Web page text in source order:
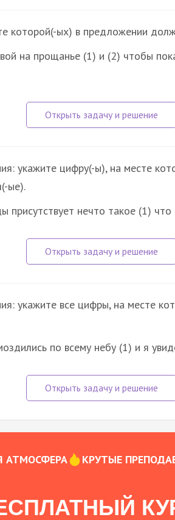
которой(-ых) в предложении
на прощанье (1) и (2) чтобы
укажите цифру(-ы), на месте
ые).
присутствует нечто такое (1)
укажите все цифры, на месте
по всему небу (1) и я
АТМОСФЕРА КРУТЫЕ